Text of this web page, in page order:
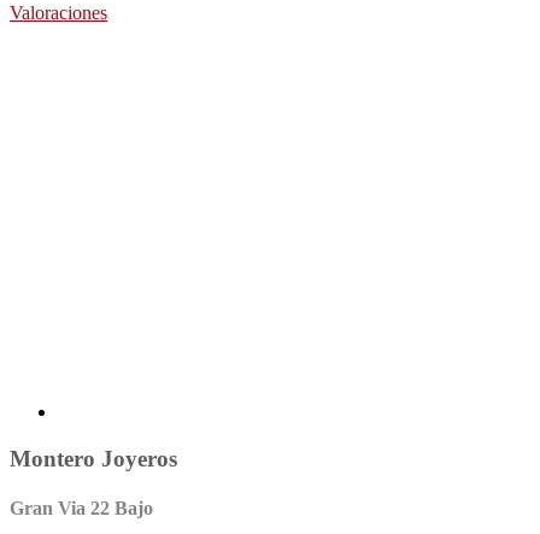
Valoraciones
Montero Joyeros
Gran Via 22 Bajo